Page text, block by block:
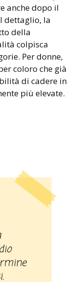
anche dopo il
dettaglio, la
della
colpisca
Per donne,
coloro che già
di cadere in
più elevate.